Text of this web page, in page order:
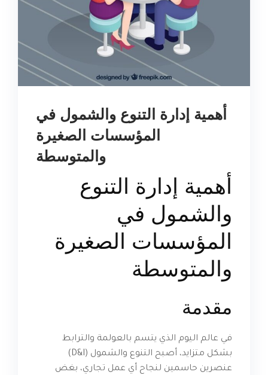
أهمية إدارة التنوع والشمول في
المؤسسات الصغيرة
والمتوسطة
أهمية إدارة التنوع
والشمول في
المؤسسات الصغيرة
والمتوسطة
مقدمة
في عالم اليوم الذي يتسم بالعولمة والترابط
بشكل متزايد، أصبح التنوع والشمول (D&I)
عنصرين حاسمين لنجاح أي عمل تجاري، بغض